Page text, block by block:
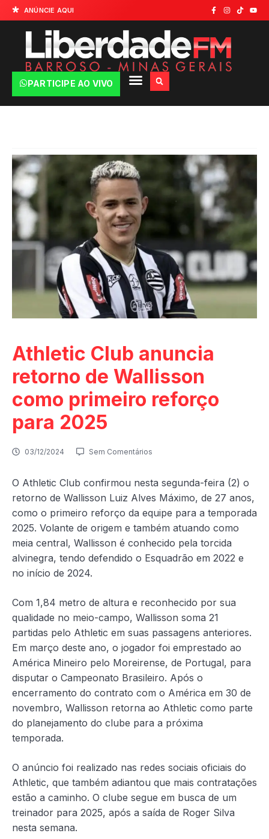
ANÚNCIE AQUI
PARTICIPE AO VIVO
Athletic Club anuncia
retorno de Wallisson
como primeiro reforço
para 2025
03/12/2024 Sem Comentários
O Athletic Club confirmou nesta segunda-feira (2) o
retorno de Wallisson Luiz Alves Máximo, de 27 anos,
como o primeiro reforço da equipe para a temporada
2025. Volante de origem e também atuando como
meia central, Wallisson é conhecido pela torcida
alvinegra, tendo defendido o Esquadrão em 2022 e
no início de 2024.
Com 1,84 metro de altura e reconhecido por sua
qualidade no meio-campo, Wallisson soma 21
partidas pelo Athletic em suas passagens anteriores.
Em março deste ano, o jogador foi emprestado ao
América Mineiro pelo Moreirense, de Portugal, para
disputar o Campeonato Brasileiro. Após o
encerramento do contrato com o América em 30 de
novembro, Wallisson retorna ao Athletic como parte
do planejamento do clube para a próxima
temporada.
O anúncio foi realizado nas redes sociais oficiais do
Athletic, que também adiantou que mais contratações
estão a caminho. O clube segue em busca de um
treinador para 2025, após a saída de Roger Silva
nesta semana.